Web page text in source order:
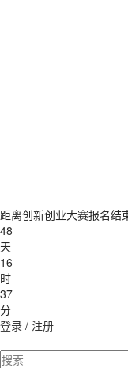
距离创新创业大赛报名结
48
天
16
时
37
分
登录 / 注册